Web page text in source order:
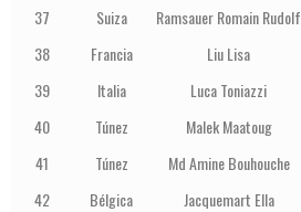
37
Suiza Ramsauer Romain Rudolf
38
Francia Liu Lisa
39
Italia Luca Toniazzi
40
Túnez Malek Maatoug
41
Túnez Md Amine Bouhouche
42
Bélgica Jacquemart Ella